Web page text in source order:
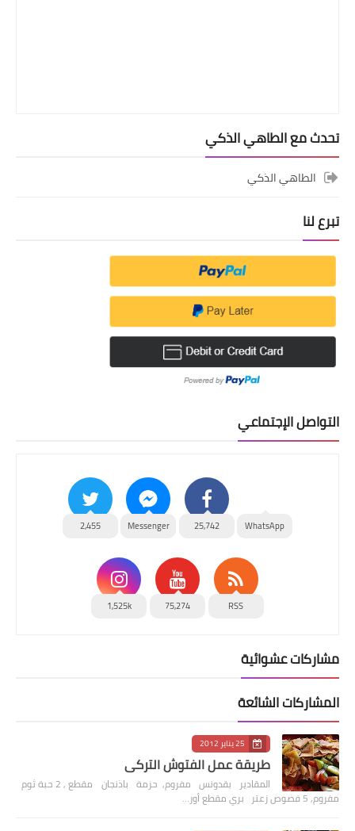
تحدث مع الطاهي الذكي
الطاهي الذكي
تبرع لنا
التواصل الإجتماعي
WhatsApp
25,742
Messenger
2,455
RSS
75,274
1,525k
مشاركات عشوائية
المشاركات الشائعة
25 يناير 2012
طريقة عمل الفتوش التركي
المقادير بقدونس مفروم, حزمة باذنجان مقطع , 2 حبة ثوم
مفروم, 5 فصوص زعتر بري مقطع أور…